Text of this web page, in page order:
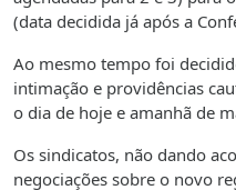
(data decidida já após a
Ao mesmo tempo foi
intimação e providências
o dia de hoje e amanhã de
Os sindicatos, não dando
negociações sobre o novo